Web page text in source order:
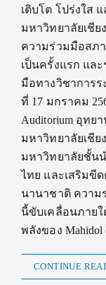
เติบโต โปร่งใส
มหาวิทยาลัยเชี
ความร่วมมือสภ
เป็นครั้งแรก แล
มือทางวิชาการ
ที่ 17 มกราคม
Auditorium อุทย
มหาวิทยาลัยเชี
มหาวิทยาลัยชั้น
ไทย และเสริมขี
นานาชาติ ความ
นี้ขับเคลื่อนภาย
พลังของ
CONTINUE